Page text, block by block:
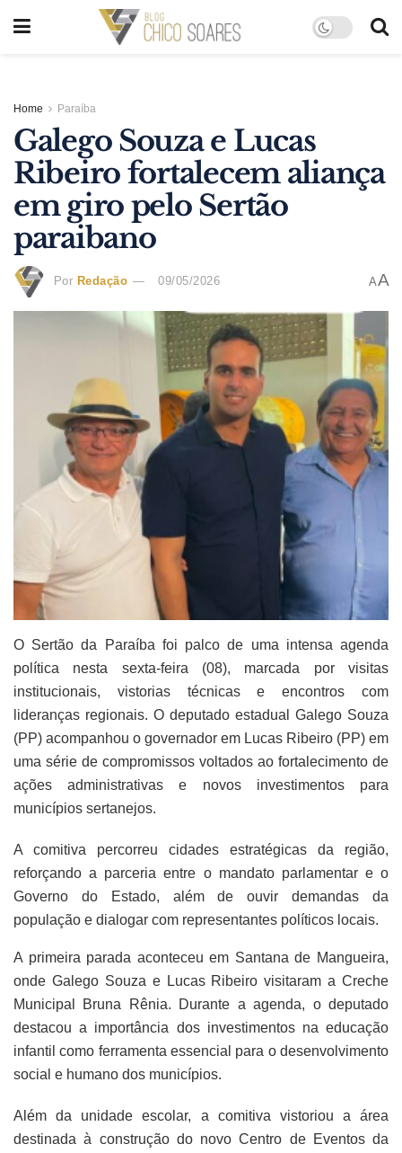
Home Paraíba
Galego Souza e Lucas
Ribeiro fortalecem aliança
em giro pelo Sertão
paraibano
Por Redação 09/05/2026 AA
O Sertão da Paraíba foi palco de uma intensa agenda
política nesta sexta-feira (08), marcada por visitas
institucionais, vistorias técnicas e encontros com
lideranças regionais. O deputado estadual Galego Souza
(PP) acompanhou o governador em Lucas Ribeiro (PP) em
uma série de compromissos voltados ao fortalecimento de
ações administrativas e novos investimentos para
municípios sertanejos.
A comitiva percorreu cidades estratégicas da região,
reforçando a parceria entre o mandato parlamentar e o
Governo do Estado, além de ouvir demandas da
população e dialogar com representantes políticos locais.
A primeira parada aconteceu em Santana de Mangueira,
onde Galego Souza e Lucas Ribeiro visitaram a Creche
Municipal Bruna Rênia. Durante a agenda, o deputado
destacou a importância dos investimentos na educação
infantil como ferramenta essencial para o desenvolvimento
social e humano dos municípios.
Além da unidade escolar, a comitiva vistoriou a área
destinada à construção do novo Centro de Eventos da